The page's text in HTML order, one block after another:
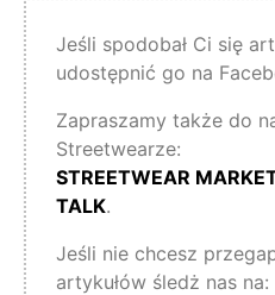
Jeśli spodobał Ci się
udostępnić go na
Zapraszamy także do
Streetwearze:
STREETWEAR
TALK.
Jeśli nie chcesz
artykułów śledż nas na: